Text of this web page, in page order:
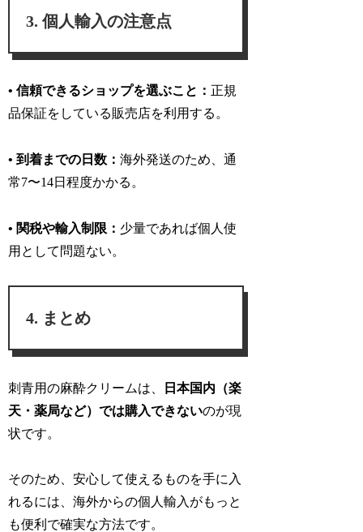
個人輸入の注意点
• 信頼できるショップを選ぶこと： 正規
品保証をしている販売店を利用する。
• 到着までの日数：海外発送のため、通
常7〜14日程度かかる。
• 関税や輸入制限： 少量であれば個人使
用として問題ない。
まとめ
刺青用の麻酔クリームは、
日本国内（楽
天・薬局など）では購入できないのが現
状です。
そのため、安心して使えるものを手に入
れるには、海外からの個人輸入がもっと
も便利で確実な方法です。